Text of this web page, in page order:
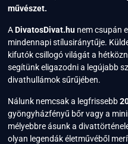
„CLEAN
művészet.
ADivatosDivat.hu nem csupán
mindennapi stílusiránytűje.
kifutók csillogó világát a
segítünk eligazodni a legújabb
divathullámok sűrűjében.
Nálunk nemcsak a legfrissebb
gyöngyházfényű bőr vagy a
mélyebbre ásunk a
olyan legendák életművéből